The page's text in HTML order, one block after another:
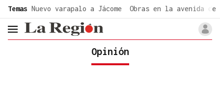
Temas Nuevo varapalo a Jácome Obras en la avenida de
header.menu.open
Opinión